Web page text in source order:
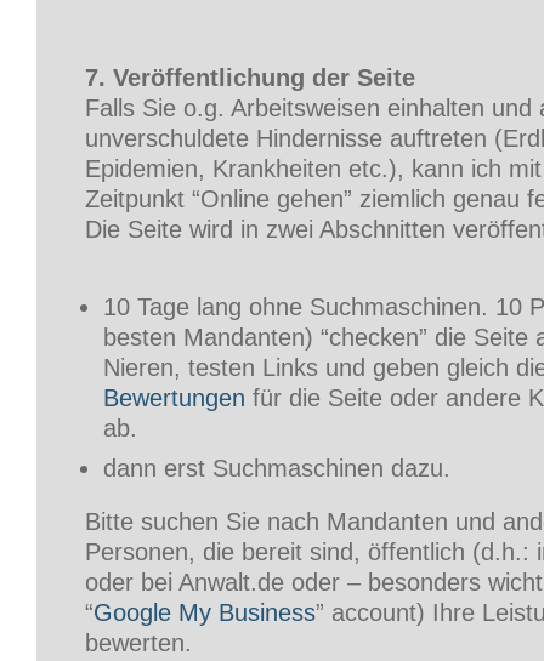
7. Veröffentlichung der Seite
Falls Sie o.g. Arbeitsweisen einhalten und
unverschuldete Hindernisse auftreten
Epidemien, Krankheiten etc.), kann ich
Zeitpunkt “Online gehen” ziemlich genau
Die Seite wird in zwei Abschnitten
10 Tage lang ohne Suchmaschinen. 10
besten Mandanten) “checken” die Seite
Nieren, testen Links und geben gleich
Bewertungen für die Seite oder andere
ab.
dann erst Suchmaschinen dazu.
Bitte suchen Sie nach Mandanten und
Personen, die bereit sind, öffentlich (d.h.:
oder bei Anwalt.de oder – besonders
“Google My Business” account) Ihre
bewerten.